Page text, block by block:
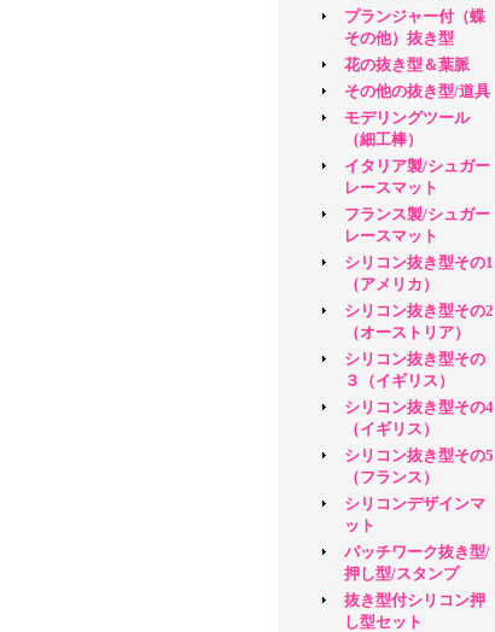
プランジャー付（蝶
その他）抜き型
花の抜き型＆葉脈
その他の抜き型/道具
モデリングツール
（細工棒）
イタリア製/シュガー
レースマット
フランス製/シュガー
レースマット
シリコン抜き型その1
（アメリカ）
シリコン抜き型その2
（オーストリア）
シリコン抜き型その
３（イギリス）
シリコン抜き型その4
（イギリス）
シリコン抜き型その5
（フランス）
シリコンデザインマ
ット
パッチワーク抜き型/
押し型/スタンプ
抜き型付シリコン押
し型セット